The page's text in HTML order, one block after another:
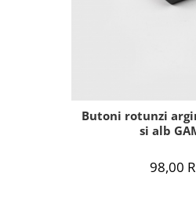
Butoni rotunzi
si alb
98,00